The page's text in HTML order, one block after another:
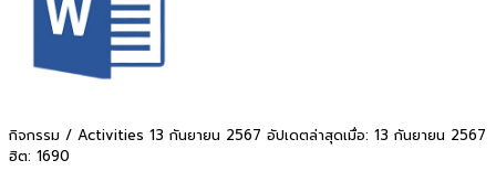
กิจกรรม / Activities 13 กันยายน 2567 อัปเดตล่าสุดเมื่อ: 13 กันยายน 2567
ฮิต: 1690